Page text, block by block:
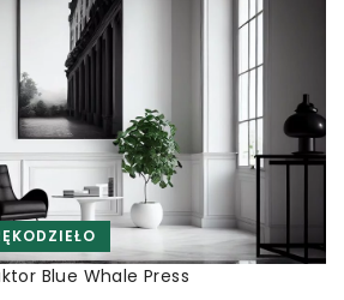
Blue Whale Press